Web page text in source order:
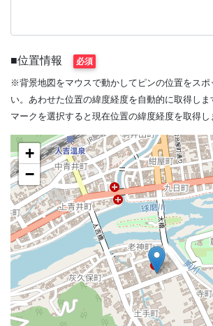
■位置情報 必須
※背景地図をマウスで動かしてピンの位置をスポ
い。あわせた位置の緯度経度を自動的に取得し
マークを選択すると現在位置の緯度経度を取得し
+
−